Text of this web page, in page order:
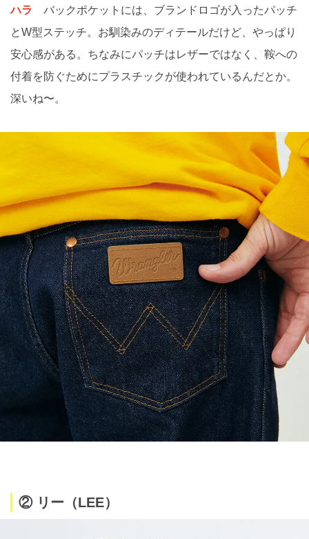
ハラ
バックポケットには、ブランドロゴが入ったパッチ
とW型ステッチ。お馴染みのディテールだけど、やっぱり
安心感がある。ちなみにパッチはレザーではなく、鞍への
付着を防ぐためにプラスチックが使われているんだとか。
深いね〜。
② リー（LEE）